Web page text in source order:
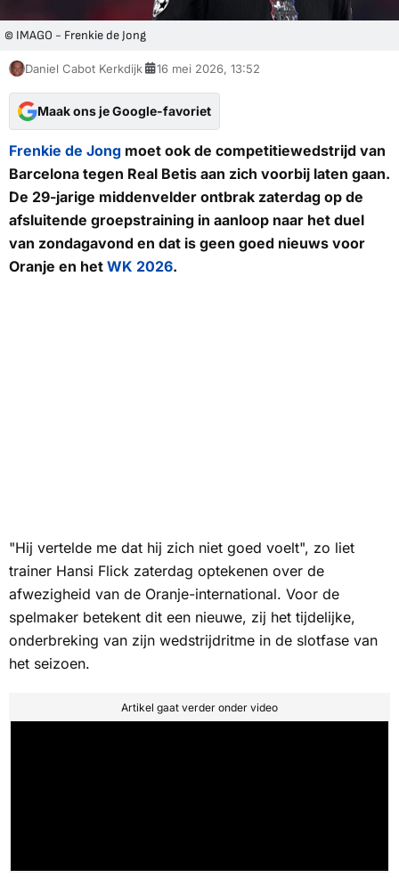
© IMAGO - Frenkie de Jong
Daniel Cabot Kerkdijk 16 mei 2026, 13:52
Maak ons je Google-favoriet
Frenkie de Jong moet ook de competitiewedstrijd van
Barcelona tegen Real Betis aan zich voorbij laten gaan.
De 29-jarige middenvelder ontbrak zaterdag op de
afsluitende groepstraining in aanloop naar het duel
van zondagavond en dat is geen goed nieuws voor
Oranje en het WK 2026.
"Hij vertelde me dat hij zich niet goed voelt", zo liet
trainer Hansi Flick zaterdag optekenen over de
afwezigheid van de Oranje-international. Voor de
spelmaker betekent dit een nieuwe, zij het tijdelijke,
onderbreking van zijn wedstrijdritme in de slotfase van
het seizoen.
Artikel gaat verder onder video